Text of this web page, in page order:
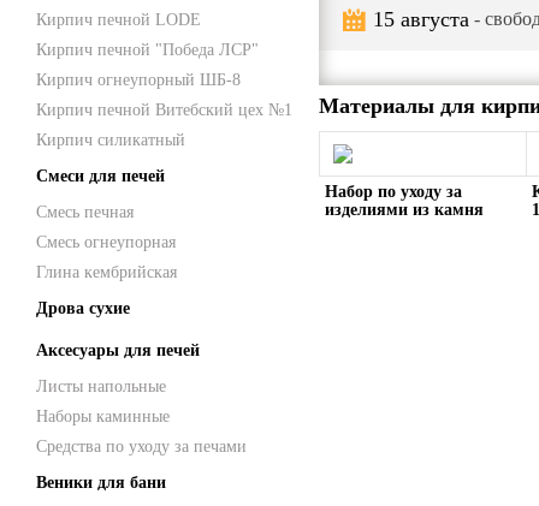
15 августа -
Материалы для
Набор по уходу за
изделиями из камня
Кирпич печной LODE
Кирпич печной "Победа ЛСР"
Кирпич огнеупорный ШБ-8
Кирпич печной Витебский цех №1
Кирпич силикатный
Смеси для печей
Смесь печная
Смесь огнеупорная
Глина кембрийская
Дрова сухие
Аксесуары для печей
Листы напольные
Наборы каминные
Средства по уходу за печами
Веники для бани